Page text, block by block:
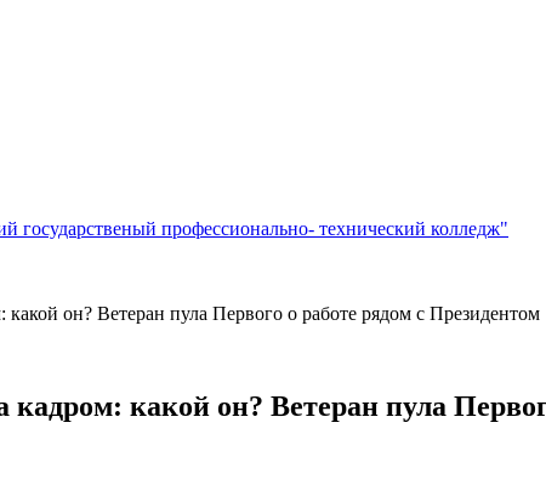
государственый профессионально- технический колледж"
он? Ветеран пула Первого о работе рядом с Президентом
какой он? Ветеран пула